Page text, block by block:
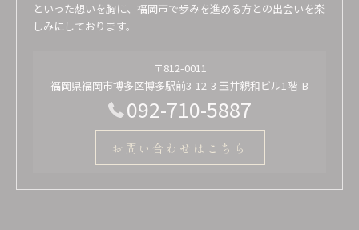
といった想いを胸に、福岡市で歩みを進める方との出会いを楽
しみにしております。
〒812-0011
福岡県福岡市博多区博多駅前3-12-3 玉井親和ビル1階-B
092-710-5887
お問い合わせはこちら